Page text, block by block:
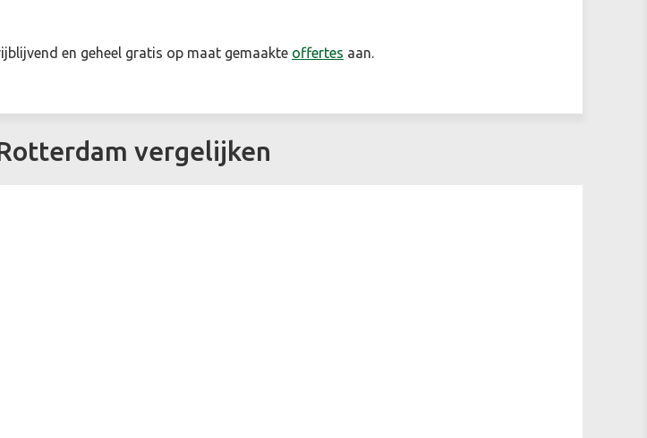
en geheel gratis op maat gemaakte offertes aan.
vergelijken